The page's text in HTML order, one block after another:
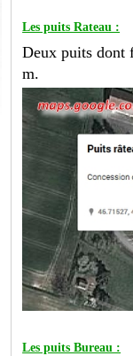
Les puits Rateau :
Deux puits dont
m.
Les puits Bureau :